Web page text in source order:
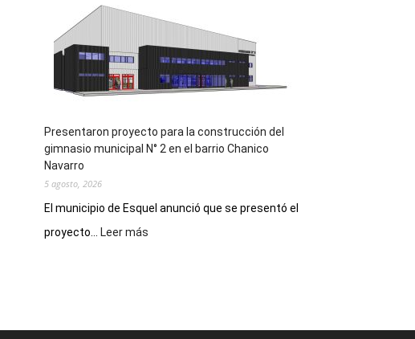
Digital
en
los
hospitales
Presentaron proyecto para la construcción del
gimnasio municipal N° 2 en el barrio Chanico
Navarro
5 agosto, 2026
El municipio de Esquel anunció que se presentó el
proyecto...
Leer más
del